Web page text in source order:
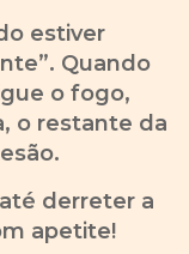
estiver
Quando
o fogo,
o restante da
derreter a
apetite!